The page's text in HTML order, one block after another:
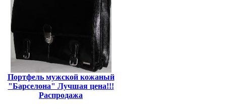
Портфель мужской кожаный
"Барселона" Лучшая цена!!!
Распродажа